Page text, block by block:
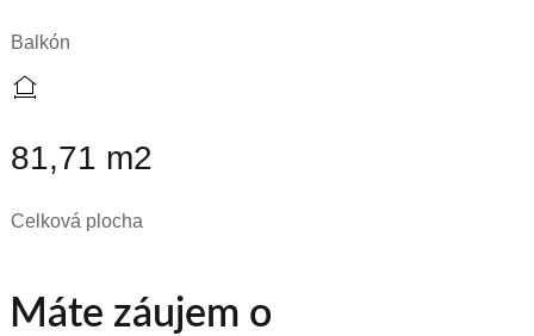
Balkón
81,71 m2
Celková plocha
Máte záujem o